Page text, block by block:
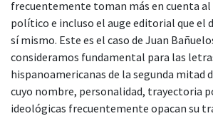
frecuentemente toman más en cuenta
político e incluso el auge editorial que el
sí mismo. Este es el caso de Juan
consideramos fundamental para las
hispanoamericanas de la segunda mitad
cuyo nombre, personalidad, trayectoria
ideológicas frecuentemente opacan su